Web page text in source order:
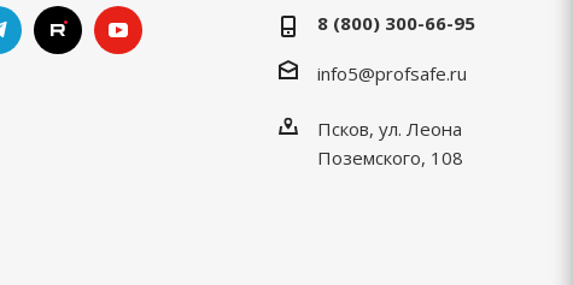
8 (800) 300-66-95
info5@profsafe.ru
Псков, ул. Леона
Поземского, 108